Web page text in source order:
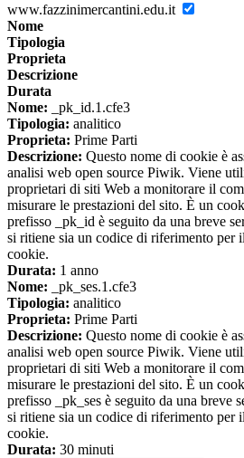
www.fazzinimercantini.edu.it
Nome
Tipologia
Proprieta
Descrizione
Durata
Nome: _pk_id.1.cfe3
Tipologia: analitico
Proprieta: Prime Parti
Descrizione: Questo nome di cookie è
analisi web open source Piwik. Viene
proprietari di siti Web a monitorare il
misurare le prestazioni del sito. È un
prefisso _pk_id è seguito da una breve
si ritiene sia un codice di riferimento per
cookie.
Durata: 1 anno
Nome: _pk_ses.1.cfe3
Tipologia: analitico
Proprieta: Prime Parti
Descrizione: Questo nome di cookie è
analisi web open source Piwik. Viene
proprietari di siti Web a monitorare il
misurare le prestazioni del sito. È un
prefisso _pk_ses è seguito da una breve
si ritiene sia un codice di riferimento per
cookie.
Durata: 30 minuti